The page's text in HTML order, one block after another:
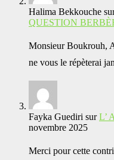
Halima Bekkouche
QUESTION
Monsieur Boukrouh,
ne vous le répèterai
Fayka Guediri surL’
novembre 2025
Merci pour cette